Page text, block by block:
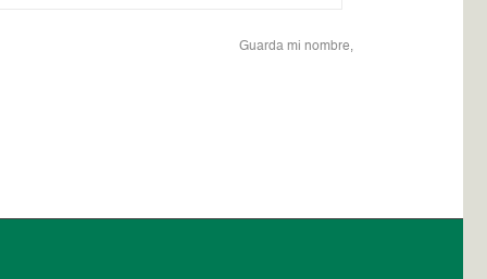
Guarda mi nombre,